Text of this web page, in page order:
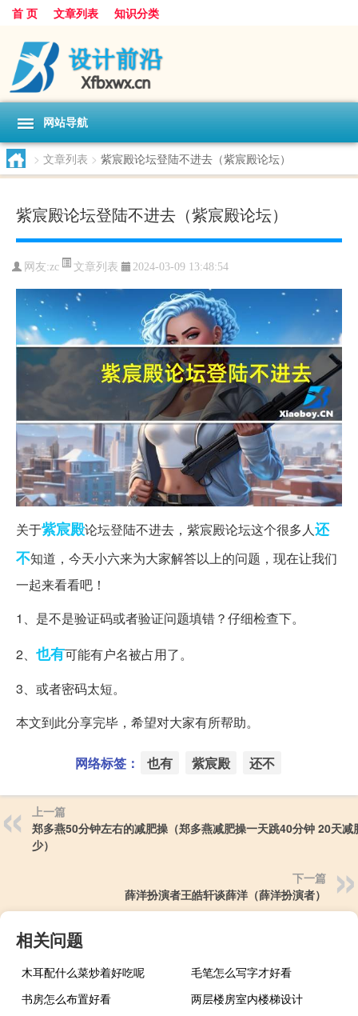
首 页 文章列表 知识分类
网站导航
> 文章列表 > 紫宸殿论坛登陆不进去（紫宸殿论坛）
紫宸殿论坛登陆不进去（紫宸殿论坛）
网友:zc 文章列表 2024-03-09 13:48:54
关于紫宸殿论坛登陆不进去，紫宸殿论坛这个很多人还
不知道，今天小六来为大家解答以上的问题，现在让我们
一起来看看吧！
1、是不是验证码或者验证问题填错？仔细检查下。
2、 也有可能有户名被占用了。
3、或者密码太短。
本文到此分享完毕，希望对大家有所帮助。
网络标签： 也有 紫宸殿 还不
上一篇
郑多燕50分钟左右的减肥操（郑多燕减肥操一天跳40分钟 20天减
少）
下一篇
薛洋扮演者王皓轩谈薛洋（薛洋扮演者）
相关问题
木耳配什么菜炒着好吃呢
毛笔怎么写字才好看
书房怎么布置好看
两层楼房室内楼梯设计